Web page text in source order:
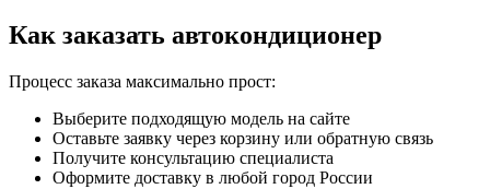
Как заказать автокондиционер
Процесс заказа максимально прост:
Выберите подходящую модель на сайте
Оставьте заявку через корзину или обратную связь
Получите консультацию специалиста
Оформите доставку в любой город России